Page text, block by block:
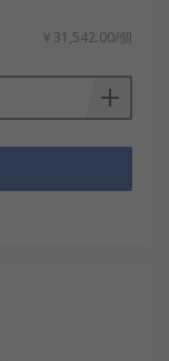
￥31,542.00/個